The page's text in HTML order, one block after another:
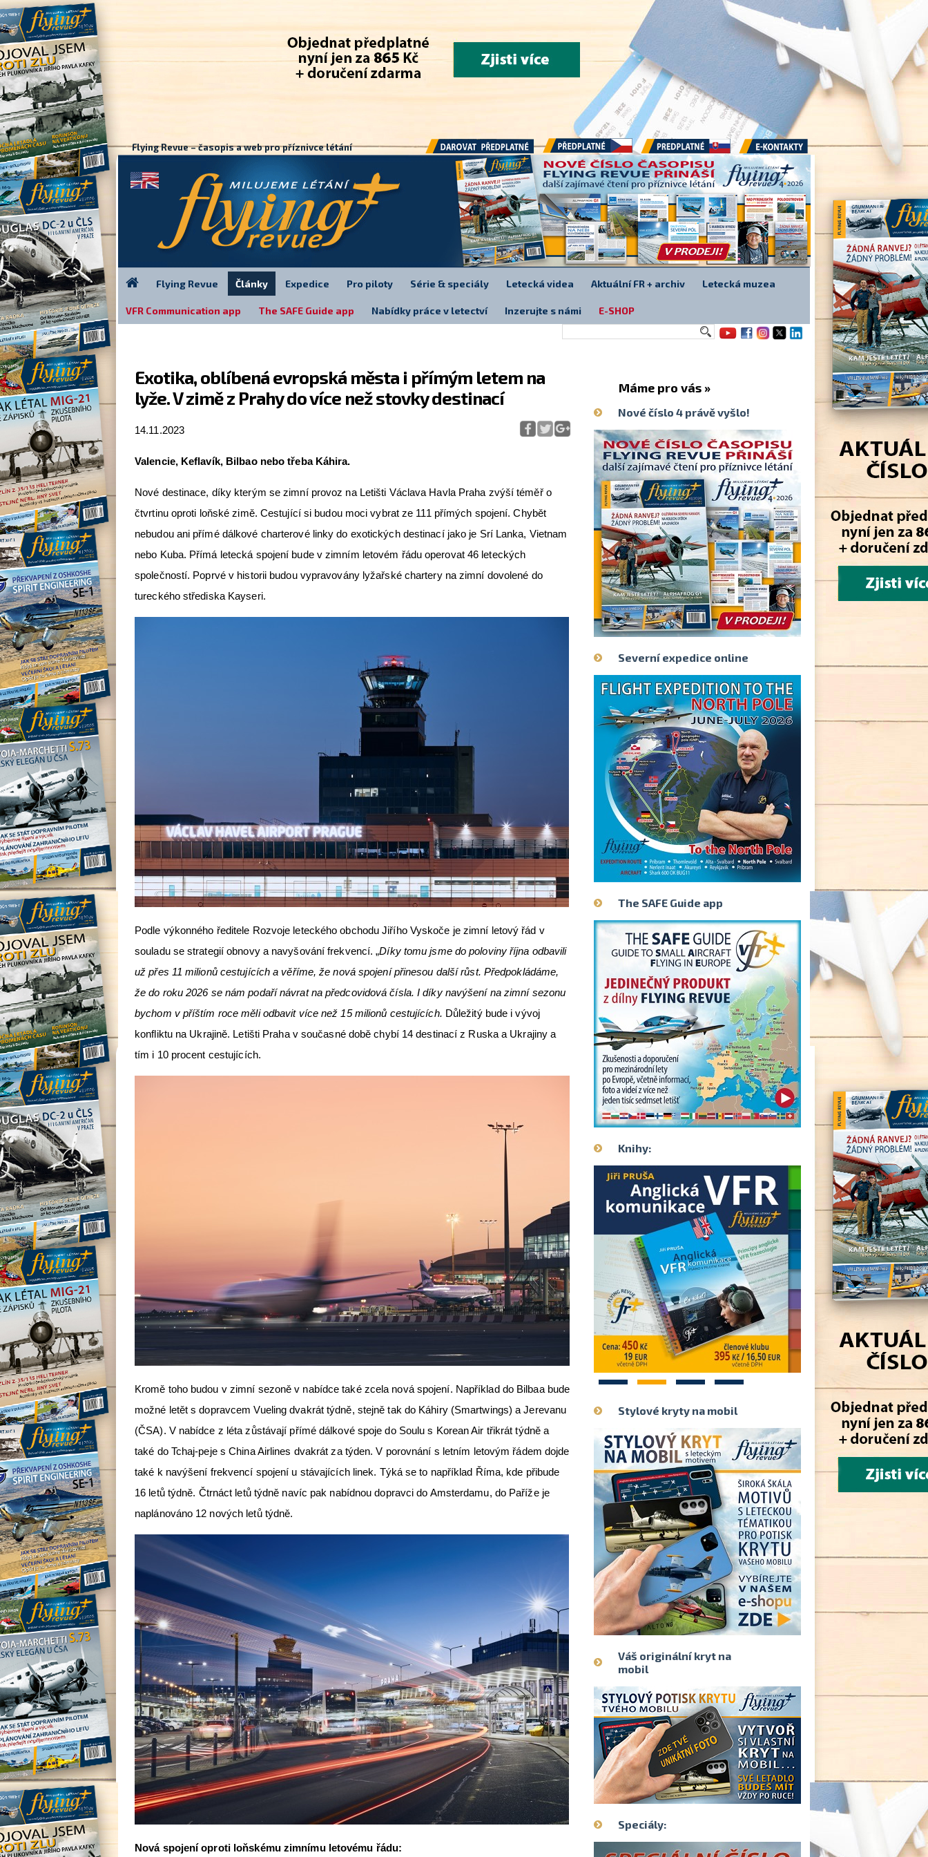
Exotika, oblíbená evropská města i přímým letem na
lyže. V zimě z Prahy do více než stovky destinací
14.11.2023
Valencie, Keflavík, Bilbao nebo třeba Káhira.
Nové destinace, díky kterým se zimní provoz na Letišti Václava Havla Praha zvýší téměř o
čtvrtinu oproti loňské zimě. Cestující si budou moci vybrat ze 111 přímých spojení. Chybět
nebudou ani přímé dálkové charterové linky do exotických destinací jako je Srí Lanka, Vietnam
nebo Kuba. Přímá letecká spojení bude v zimním letovém řádu operovat 46 leteckých
společností. Poprvé v historii budou vypravovány lyžařské chartery na zimní dovolené do
tureckého střediska Kayseri.
Podle výkonného ředitele Rozvoje leteckého obchodu Jiřího Vyskoče je zimní letový řád v
souladu se strategií obnovy a navyšování frekvencí. „Díky tomu jsme do poloviny října odbavili
už přes 11 milionů cestujících a věříme, že nová spojení přinesou další růst. Předpokládáme,
že do roku 2026 se nám podaří návrat na předcovidová čísla. I díky navýšení na zimní sezonu
bychom v příštím roce měli odbavit více než 15 milionů cestujících. Důležitý bude i vývoj
konfliktu na Ukrajině. Letišti Praha v současné době chybí 14 destinací z Ruska a Ukrajiny a
tím i 10 procent cestujících.
Kromě toho budou v zimní sezoně v nabídce také zcela nová spojení. Například do Bilbaa bude
možné letět s dopravcem Vueling dvakrát týdně, stejně tak do Káhiry (Smartwings) a Jerevanu
(ČSA). V nabídce z léta zůstávají přímé dálkové spoje do Soulu s Korean Air třikrát týdně a
také do Tchaj-peje s China Airlines dvakrát za týden. V porovnání s letním letovým řádem dojde
také k navýšení frekvencí spojení u stávajících linek. Týká se to například Říma, kde přibude
16 letů týdně. Čtrnáct letů týdně navíc pak nabídnou dopravci do Amsterdamu, do Paříže je
naplánováno 12 nových letů týdně.
Nová spojení oproti loňskému zimnímu letovému řádu:
Máme pro vás »
Nové číslo 4 právě vyšlo!
Severní expedice online
The SAFE Guide app
Knihy:
1 2 3 4
Stylové kryty na mobil
Váš originální kryt na
mobil
Speciály:
Flying Revue – časopis a web pro příznivce létání
Darovat předplatné Předplatné Předplatné E-kontakty
Flying Revue Články Expedice Pro piloty Série & speciály Letecká videa Aktuální FR + archiv Letecká muzea
VFR Communication app The SAFE Guide app Nabídky práce v letectví Inzerujte s námi E-SHOP